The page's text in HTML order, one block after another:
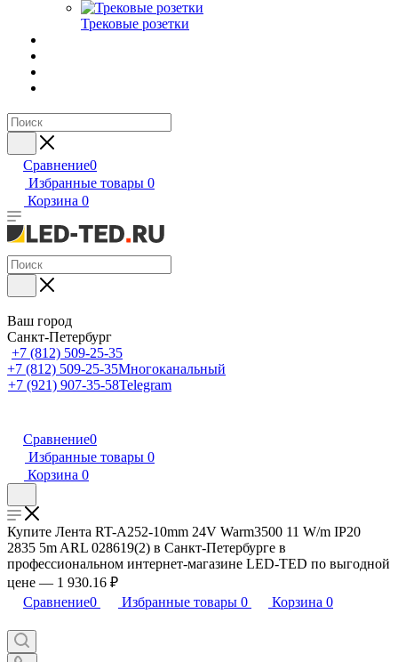
Трековые розетки
Сравнение0
Избранные товары 0
Корзина 0
Ваш город
Санкт-Петербург
+7 (812) 509-25-35
+7 (812) 509-25-35Многоканальный
+7 (921) 907-35-58Telegram
Сравнение0
Избранные товары 0
Корзина 0
Купите Лента RT-A252-10mm 24V Warm3500 11 W/m IP20
2835 5m ARL 028619(2) в Санкт-Петербурге в
профессиональном интернет-магазине LED-TED по выгодной
цене — 1 930.16 ₽
Сравнение0 Избранные товары 0 Корзина 0